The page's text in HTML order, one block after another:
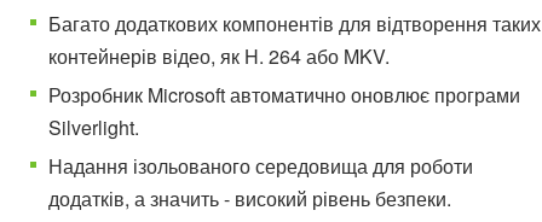
Багато додаткових компонентів для відтворення таких
контейнерів відео, як H. 264 або MKV.
Розробник Microsoft автоматично оновлює програми
Silverlight.
Надання ізольованого середовища для роботи
додатків, а значить - високий рівень безпеки.